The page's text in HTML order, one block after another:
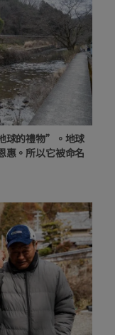
球的禮物”。地球
惠。所以它被命名